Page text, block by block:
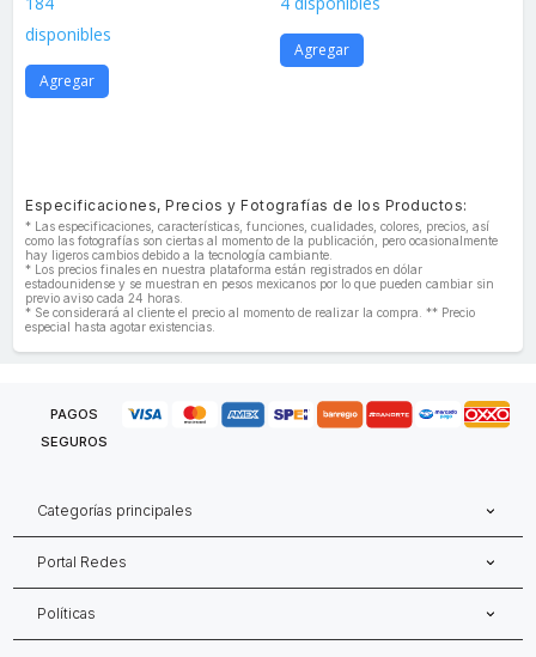
disponibles
Agregar
Agregar
Especificaciones, Precios y Fotografías de los Productos:
* Las especificaciones, características, funciones, cualidades, colores, precios, así
como las fotografías son ciertas al momento de la publicación, pero ocasionalmente
hay ligeros cambios debido a la tecnología cambiante.
* Los precios finales en nuestra plataforma están registrados en dólar
estadounidense y se muestran en pesos mexicanos por lo que pueden cambiar sin
previo aviso cada 24 horas.
* Se considerará al cliente el precio al momento de realizar la compra. ** Precio
especial hasta agotar existencias.
PAGOS
SEGUROS
Categorías principales
Portal Redes
Políticas